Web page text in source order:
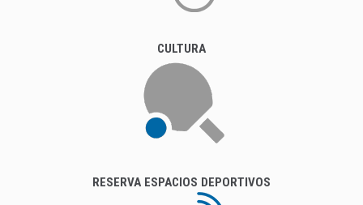
CULTURA
RESERVA ESPACIOS DEPORTIVOS